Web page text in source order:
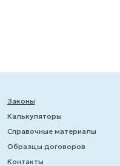
Законы
Калькуляторы
Справочные материалы
Образцы договоров
Контакты